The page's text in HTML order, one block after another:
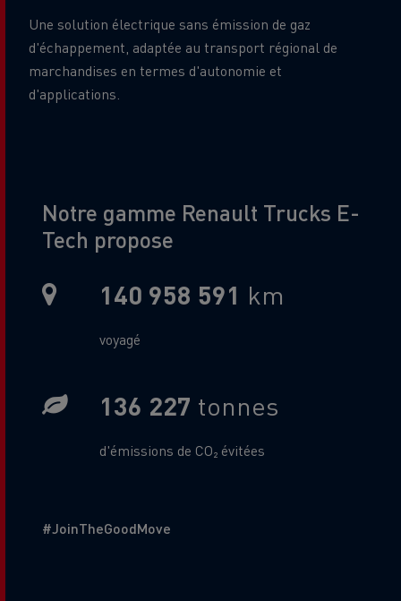
Une solution électrique sans émission de gaz
d'échappement, adaptée au transport régional de
marchandises en termes d'autonomie et
d'applications.
Title
Notre gamme Renault Trucks E-
Tech propose
140 958 591 km
Metric Sub Text
voyagé
136 227 tonnes
Gas Sub Text
d'émissions de CO₂ évitées
Additional Text
#JoinTheGoodMove